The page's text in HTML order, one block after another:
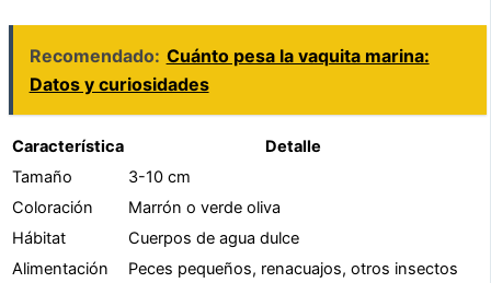
Recomendado: Cuánto pesa la vaquita marina:
Datos y curiosidades
Característica
Detalle
Tamaño
3-10 cm
Coloración
Marrón o verde oliva
Hábitat
Cuerpos de agua dulce
Alimentación
Peces pequeños, renacuajos, otros insectos